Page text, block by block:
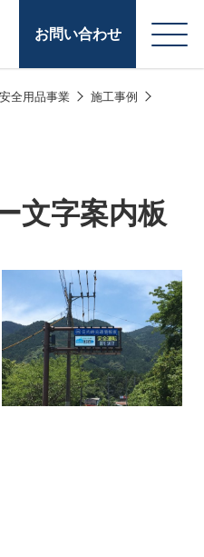
お問い合わせ
要 燃料小口配送
潤滑油
給油カード
(ガソリンカード)
コークス・鋳物
全用品事業
施工事例
文字案内板